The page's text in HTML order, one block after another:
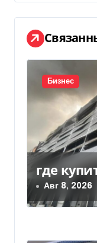
г
а
ц
и
п
о
з
а
Бизнес
где
Авг 8, 2026